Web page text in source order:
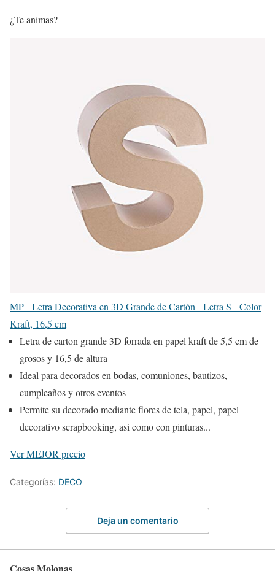
¿Te animas?
MP - Letra Decorativa en 3D Grande de Cartón - Letra S - Color
Kraft, 16,5 cm
Letra de carton grande 3D forrada en papel kraft de 5,5 cm de
grosos y 16,5 de altura
Ideal para decorados en bodas, comuniones, bautizos,
cumpleaños y otros eventos
Permite su decorado mediante flores de tela, papel, papel
decorativo scrapbooking, asi como con pinturas...
Ver MEJOR precio
Categorías: DECO
Deja un comentario
Cosas Molonas